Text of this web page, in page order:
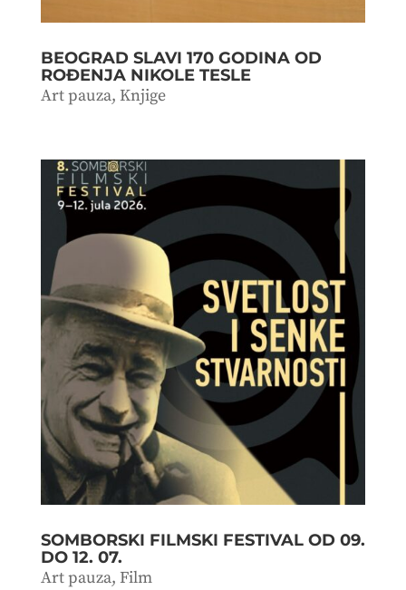
BEOGRAD SLAVI 170 GODINA OD
ROĐENJA NIKOLE TESLE
Art pauza, Knjige
SOMBORSKI FILMSKI FESTIVAL OD 09.
DO 12. 07.
Art pauza, Film